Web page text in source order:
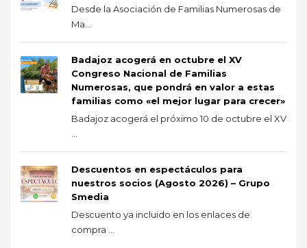
Desde la Asociación de Familias Numerosas de
Ma...
Badajoz acogerá en octubre el XV
Congreso Nacional de Familias
Numerosas, que pondrá en valor a estas
familias como «el mejor lugar para crecer»
Badajoz acogerá el próximo 10 de octubre el XV
Descuentos en espectáculos para
nuestros socios (Agosto 2026) – Grupo
Smedia
Descuento ya incluido en los enlaces de
compra ...